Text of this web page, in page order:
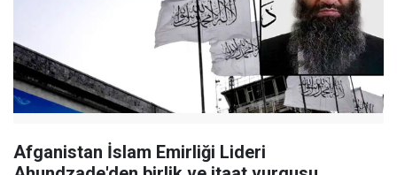
Afganistan İslam Emirliği Lideri